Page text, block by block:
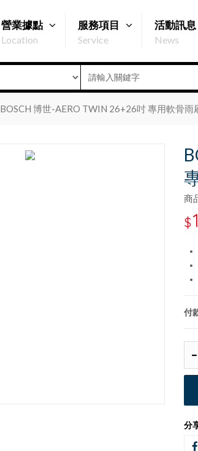
營業據點
Location
服務項目
Service
活動訊息
News
BOSCH 博世-AERO TWIN 26+26吋 專用軟骨雨
商
$
付
分